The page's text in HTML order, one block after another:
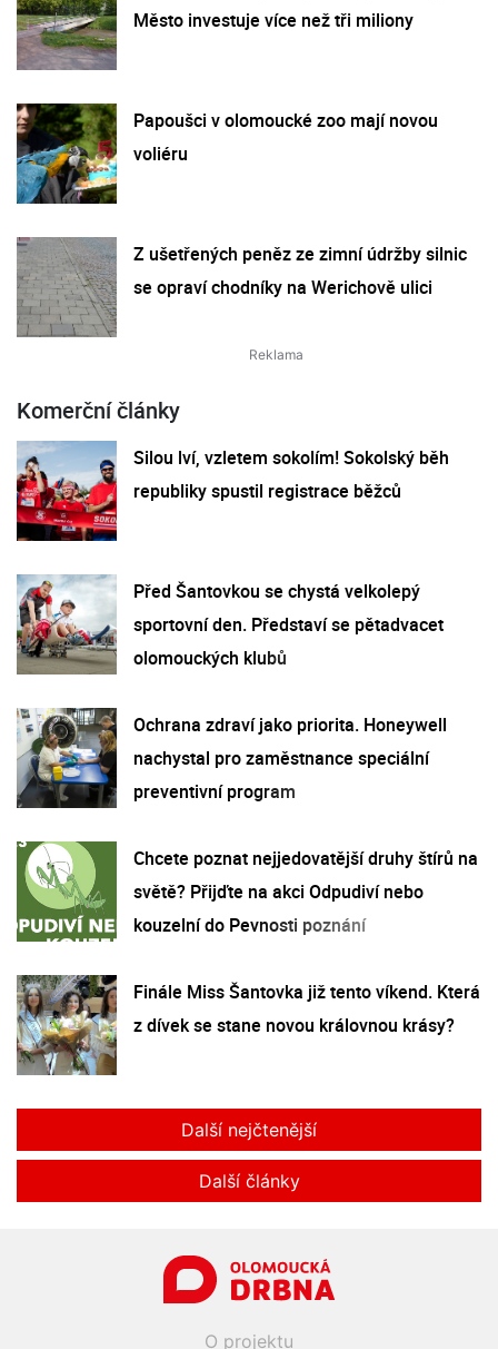
Město investuje více než tři miliony
Papoušci v olomoucké zoo mají novou
voliéru
Z ušetřených peněz ze zimní údržby silnic
se opraví chodníky na Werichově ulici
Komerční články
Silou lví, vzletem sokolím! Sokolský běh
republiky spustil registrace běžců
Před Šantovkou se chystá velkolepý
sportovní den. Představí se pětadvacet
olomouckých klubů
Ochrana zdraví jako priorita. Honeywell
nachystal pro zaměstnance speciální
preventivní program
Chcete poznat nejjedovatější druhy štírů na
světě? Přijďte na akci Odpudiví nebo
kouzelní do Pevnosti poznání
Finále Miss Šantovka již tento víkend. Která
z dívek se stane novou královnou krásy?
Další nejčtenější
Další články
O projektu